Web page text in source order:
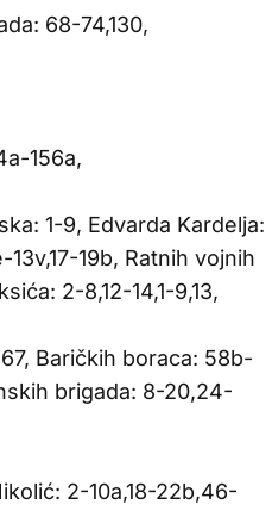
68-74,130,
156a,
1-9, Edvarda Kardelja:
19b, Ratnih vojnih
2-8,12-14,1-9,13,
Baričkih boraca: 58b-
brigada: 8-20,24-
2-10a,18-22b,46-